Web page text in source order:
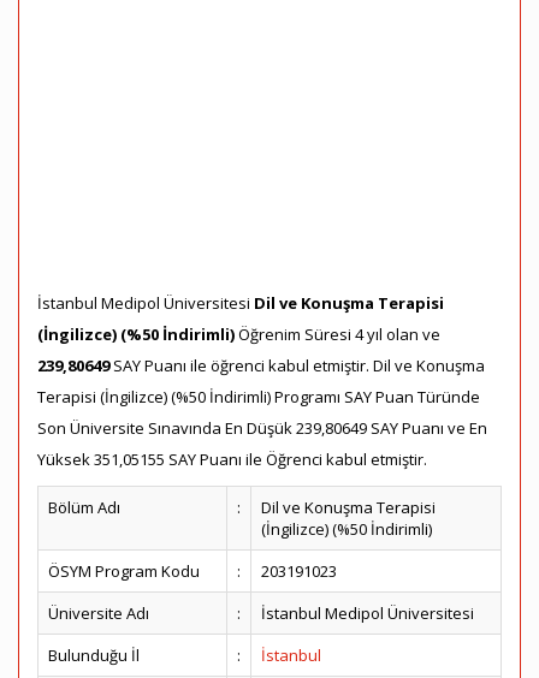
İstanbul Medipol Üniversitesi Dil ve Konuşma Terapisi
(İngilizce) (%50 İndirimli)Öğrenim Süresi 4 yıl olan ve
239,80649SAY Puanı ile öğrenci kabul etmiştir. Dil ve Konuşma
Terapisi (İngilizce) (%50 İndirimli) Programı SAY Puan Türünde
Son Üniversite Sınavında En Düşük 239,80649 SAY Puanı ve En
Yüksek 351,05155 SAY Puanı ile Öğrenci kabul etmiştir.
Bölüm Adı :
Dil ve Konuşma Terapisi
(İngilizce) (%50 İndirimli)
ÖSYM Program Kodu
:
203191023
Üniversite Adı
:
İstanbul Medipol Üniversitesi
Bulunduğu İl
:
İstanbul